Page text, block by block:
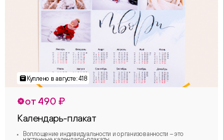
от 490 ₽
Календарь-плакат
Воплощение индивидуальности и организованности – это